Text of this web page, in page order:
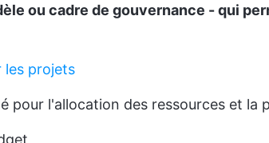
ou cadre de gouvernance - qui
les projets
pour l'allocation des ressources et la